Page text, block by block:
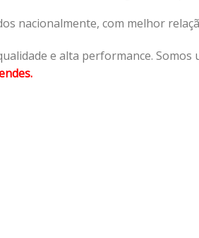
nacionalmente, com melhor
e alta performance.